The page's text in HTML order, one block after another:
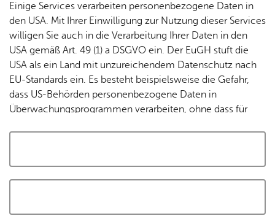
Cookies akzeptieren und Karte laden
Einige Services verarbeiten personenbezogene Daten in
den USA. Mit Ihrer Einwilligung zur Nutzung dieser Services
willigen Sie auch in die Verarbeitung Ihrer Daten in den
USA gemäß Art. 49 (1) a DSGVO ein. Der EuGH stuft die
USA als ein Land mit unzureichendem Datenschutz nach
EU-Standards ein. Es besteht beispielsweise die Gefahr,
dass US-Behörden personenbezogene Daten in
Überwachungsprogrammen verarbeiten, ohne dass für